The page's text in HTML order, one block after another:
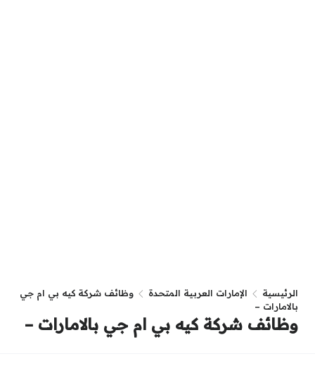
الرئيسية الإمارات العربية المتحدة
وظائف شركة كيه بي ام جي
بالامارات –
وظائف شركة كيه بي ام جي بالامارات –